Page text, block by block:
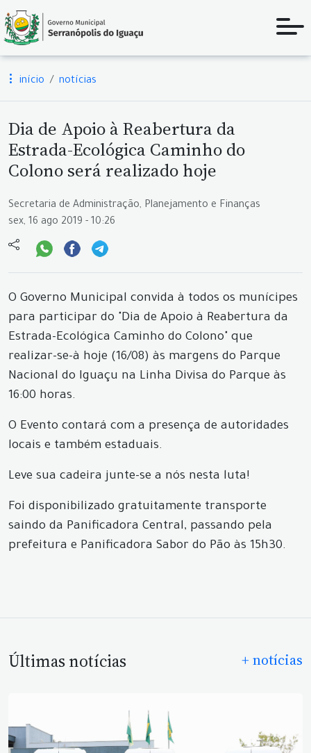
início notícias
Dia de Apoio à Reabertura da
Estrada-Ecológica Caminho do
Colono será realizado hoje
Secretaria de Administração, Planejamento e Finanças
sex, 16 ago 2019 - 10:26
O Governo Municipal convida à todos os munícipes
para participar do "Dia de Apoio à Reabertura da
Estrada-Ecológica Caminho do Colono" que
realizar-se-à hoje (16/08) às margens do Parque
Nacional do Iguaçu na Linha Divisa do Parque às
16:00 horas.
O Evento contará com a presença de autoridades
locais e também estaduais.
Leve sua cadeira junte-se a nós nesta luta!
Foi disponibilizado gratuitamente transporte
saindo da Panificadora Central, passando pela
prefeitura e Panificadora Sabor do Pão às 15h30.
Últimas notícias + notícias